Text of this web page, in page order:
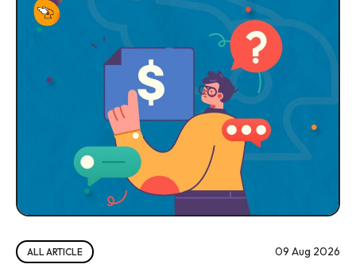
ALL ARTICLE 09 Aug 2026